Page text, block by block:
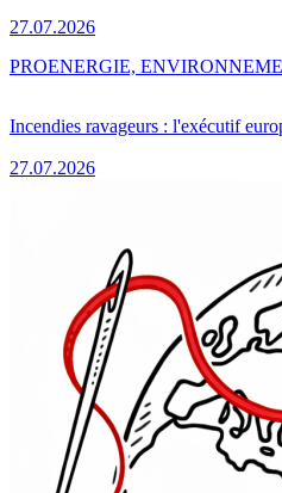
27.07.2026
Incendies ravageurs : l'exécutif
27.07.2026
PROENERGIE,